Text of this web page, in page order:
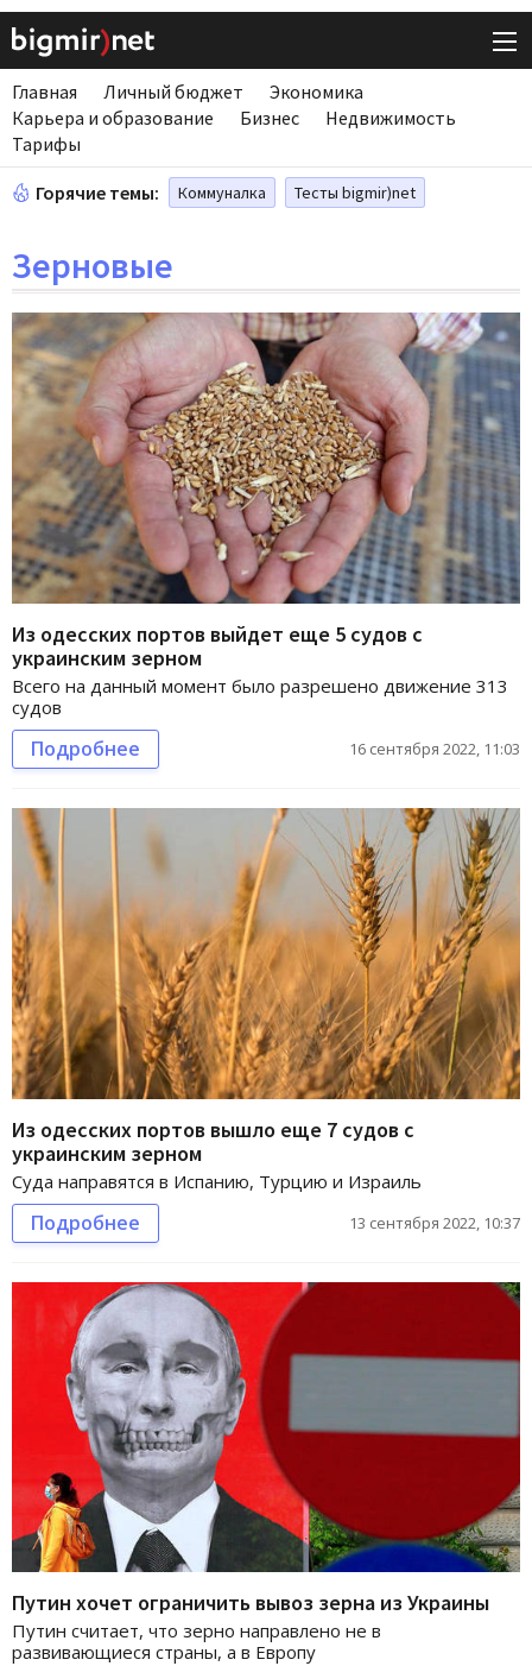
Главная Личный бюджет
Экономика
Карьера и образование
Бизнес
Недвижимость
Тарифы
Горячие темы: Коммуналка Тесты bigmir)net
Зерновые
Из одесских портов выйдет еще 5 судов с
украинским зерном
Всего на данный момент было разрешено движение 313
судов
Подробнее 16 сентября 2022, 11:03
Из одесских портов вышло еще 7 судов с
украинским зерном
Суда направятся в Испанию, Турцию и Израиль
Подробнее 13 сентября 2022, 10:37
Путин хочет ограничить вывоз зерна из Украины
Путин считает, что зерно направлено не в
развивающиеся страны, а в Европу